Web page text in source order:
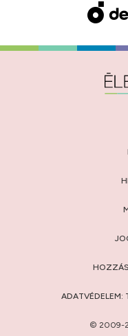
ADATVÉDELEM:
© 2009-